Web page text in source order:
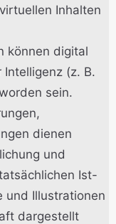
Inhalten
können digital
(z. B.
sein.
dienen
und
Ist-
und Illustrationen
dargestellt